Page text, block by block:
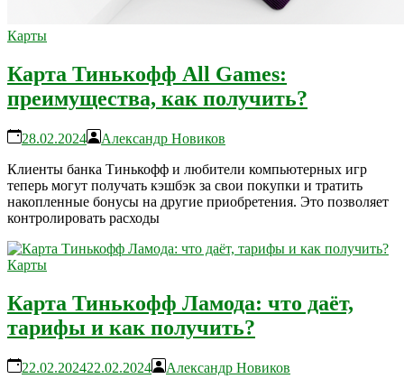
Карты
Карта Тинькофф All Games:
преимущества, как получить?
28.02.2024
Александр Новиков
Клиенты банка Тинькофф и любители компьютерных игр
теперь могут получать кэшбэк за свои покупки и тратить
накопленные бонусы на другие приобретения. Это позволяет
контролировать расходы
Карты
Карта Тинькофф Ламода: что даёт,
тарифы и как получить?
22.02.202422.02.2024
Александр Новиков